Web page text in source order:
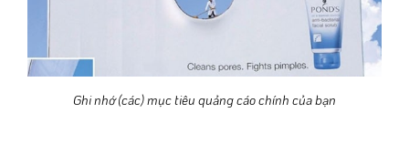
Ghi nhớ (các) mục tiêu quảng cáo chính của bạn